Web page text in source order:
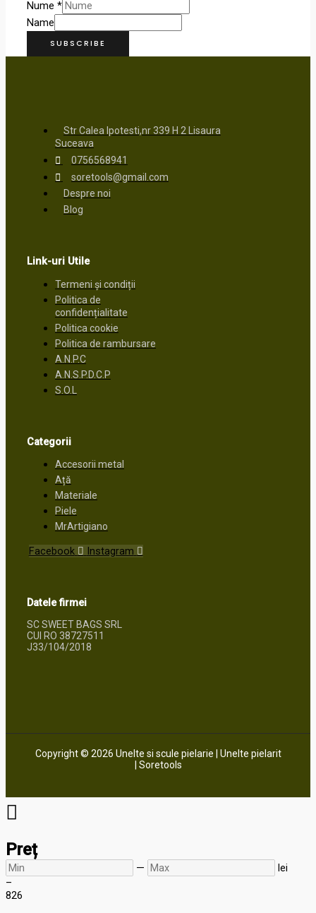
Nume *
Name
SUBSCRIBE
Str Calea Ipotesti,nr 339 H 2 Lisaura
Suceava
0756568941
soretools@gmail.com
Despre noi
Blog
Link-uri Utile
Termeni și condiții
Politica de
confidențialitate
Politica cookie
Politica de rambursare
A.N.P.C
A.N.S.P.D.C.P
S.O.L
Categorii
Accesorii metal
Ață
Materiale
Piele
MrArtigiano
Facebook Instagram
Datele firmei
SC SWEET BAGS SRL
CUI RO 38727511
J33/104/2018
Copyright © 2026 Unelte si scule pielarie | Unelte pielarit
| Soretools
Preț
—
lei
–
826